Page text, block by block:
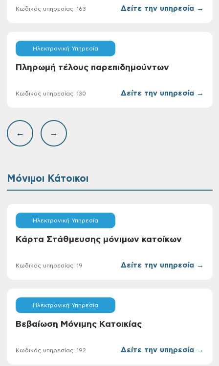
Κωδικός υπηρεσίας: 163 Δείτε την υπηρεσία →
Ηλεκτρονική Υπηρεσία
Πληρωμή τέλους παρεπιδημούντων
Κωδικός υπηρεσίας: 130 Δείτε την υπηρεσία →
← →
Μόνιμοι Κάτοικοι
Ηλεκτρονική Υπηρεσία
Κάρτα Στάθμευσης μόνιμων κατοίκων
Κωδικός υπηρεσίας: 19 Δείτε την υπηρεσία →
Ηλεκτρονική Υπηρεσία
Βεβαίωση Μόνιμης Κατοικίας
Κωδικός υπηρεσίας: 192 Δείτε την υπηρεσία →